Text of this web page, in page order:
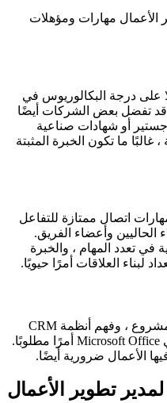
مهارات ومؤهلات
على درجة البكالوريوس في
قد تفضل بعض الشركات أيضًا
أو شهادات صناعية
غالبًا ما تكون الخبرة المثبتة
اتصال ممتازة للتفاعل
الحاليين وأعضاء الفريق.
في تعدد المهام ، والخبرة
لبناء العلاقات أمرًا حيويًا.
غالبًا ما يكون الإلمام بمبادئ إدارة المشروع ، وفهم أنظمة CRM
(إدارة علاقات العملاء) ، والكفاءة في Microsoft Office أمرًا مطلوبًا.
الأعمال ضرورية أيضًا.
تطوير الأعمال